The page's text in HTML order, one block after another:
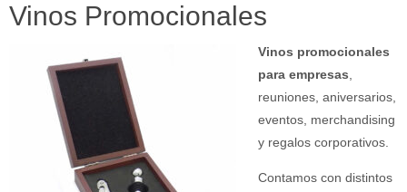
Vinos Promocionales
Vinos promocionales
para empresas
reuniones, aniversarios,
eventos, merchandising
y regalos corporativos.
Contamos con distintos